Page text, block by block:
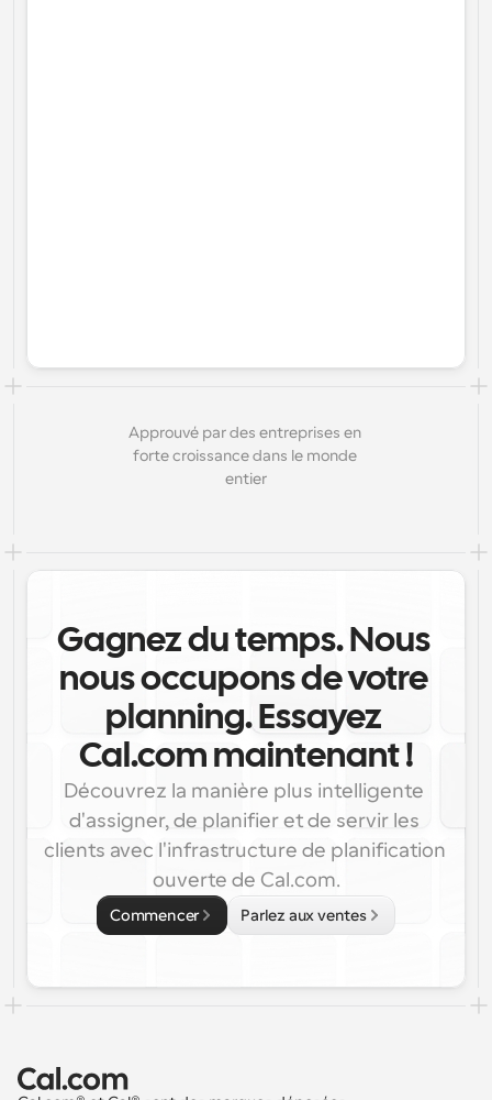
Approuvé par des entreprises en
forte croissance dans le monde
entier
Gagnez du temps. Nous
nous occupons de votre
planning. Essayez
Cal.com maintenant !
Découvrez la manière plus intelligente
d'assigner, de planifier et de servir les
clients avec l'infrastructure de planification
ouverte de Cal.com.
Commencer Parlez aux ventes